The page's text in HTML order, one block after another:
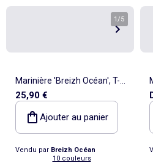
1 /5
Marinière 'Breizh Océan', T-
Shirt rayé mixte épais en
Coton Bio, Homme ou
Femme
25,90 €
Ajouter au panier
Vendu par Breizh Océan
10 couleurs